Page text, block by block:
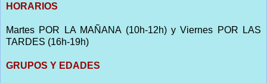
HORARIOS
Martes POR LA MAÑANA (10h-12h) y Viernes POR LAS
TARDES (16h-19h)
GRUPOS Y EDADES